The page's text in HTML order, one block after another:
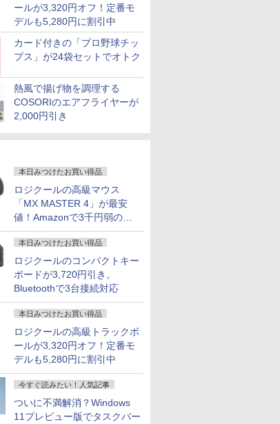
ールが3,320円オフ！定番モ
デルも5,280円に割引中
カード付きの「プロ野球チッ
プス」が24袋セットでオトク
熱風で揚げ物を調理する
COSORIのエアフライヤーが
2,000円引き
本日みつけたお買い得品
ロジクールの高級マウス
「MX MASTER 4」が最安
値！Amazonで3千円弱の割
引
本日みつけたお買い得品
ロジクールのコンパクトキー
ボードが3,720円引き。
Bluetoothで3台接続対応
本日みつけたお買い得品
ロジクールの高級トラックボ
ールが3,320円オフ！定番モ
デルも5,280円に割引中
今すぐ読みたい！人気記事
ついに不満解消？Windows
11プレビュー版でタスクバー